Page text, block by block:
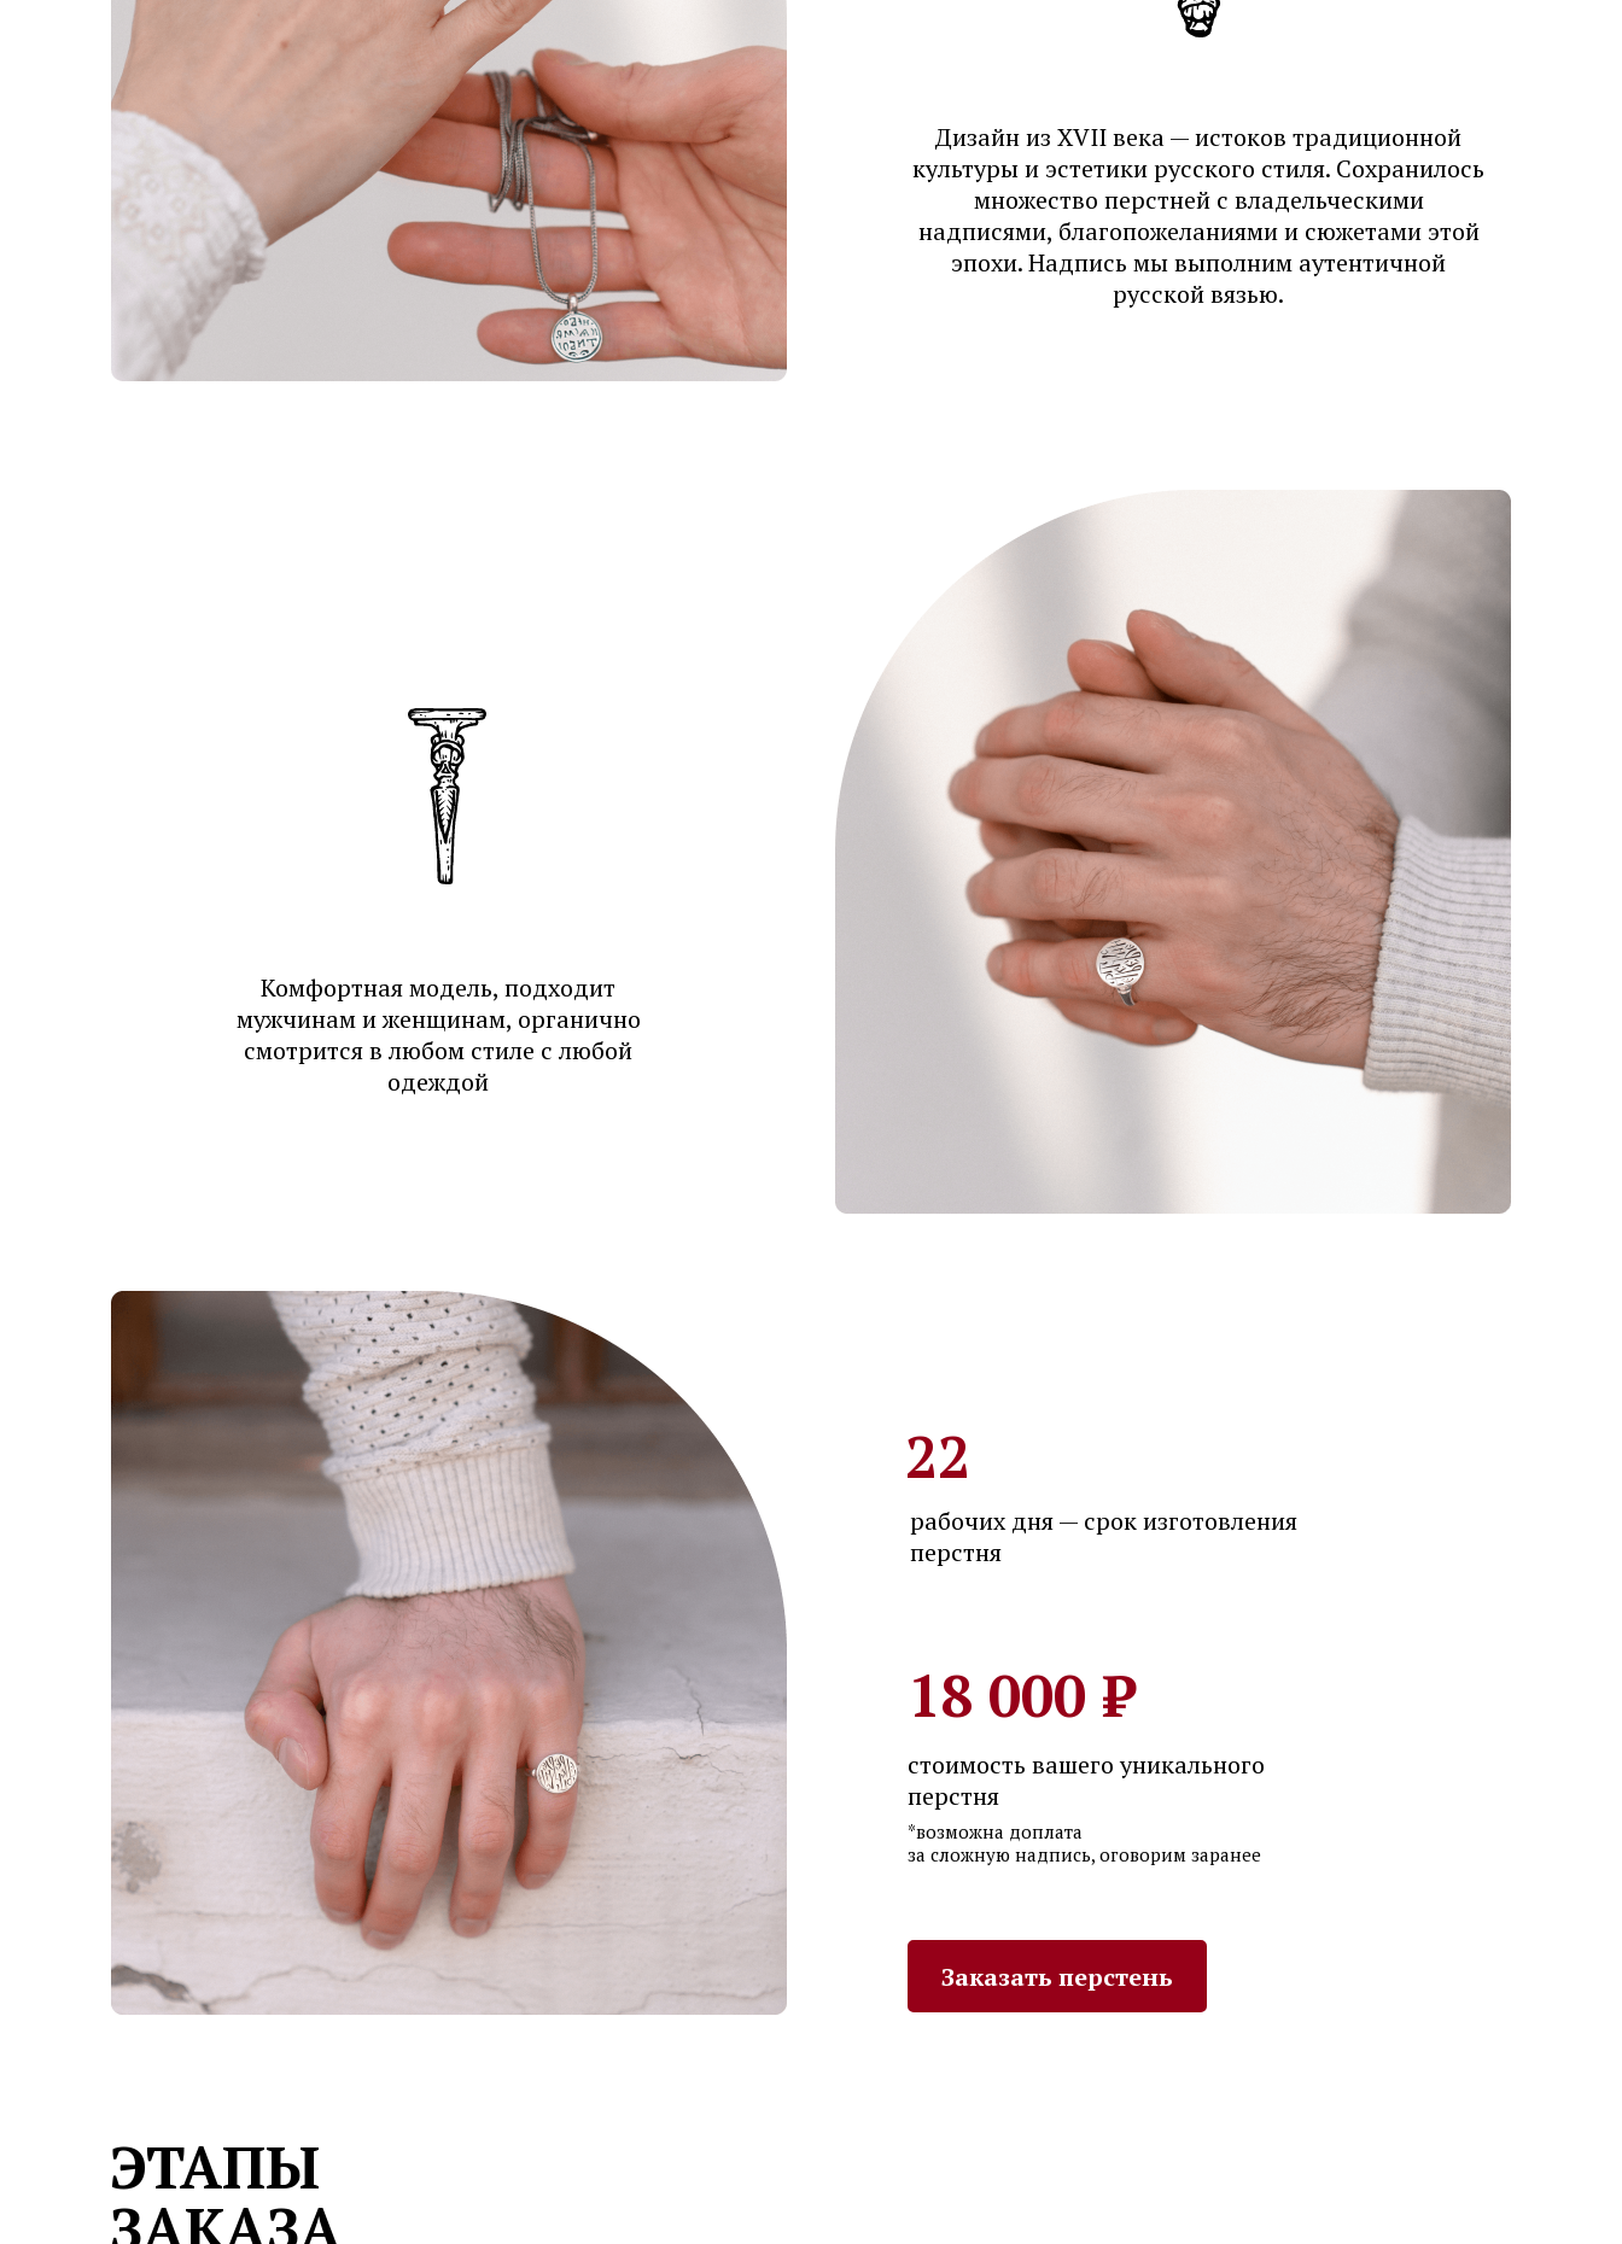
Дизайн из XVII века — истоков традиционной
культуры и эстетики русского стиля. Сохранилось
множество перстней с владельческими
надписями, благопожеланиями и сюжетами этой
эпохи. Надпись мы выполним аутентичной
русской вязью.
Комфортная модель, подходит
мужчинам и женщинам, органично
смотрится в любом стиле с любой
одеждой
рабочих дня — срок изготовления
перстня
22
18 000 ₽
стоимость вашего уникального
перстня
*возможна доплата
за сложную надпись, оговорим заранее
Заказать перстень
ЭТАПЫ
ЗАКАЗА